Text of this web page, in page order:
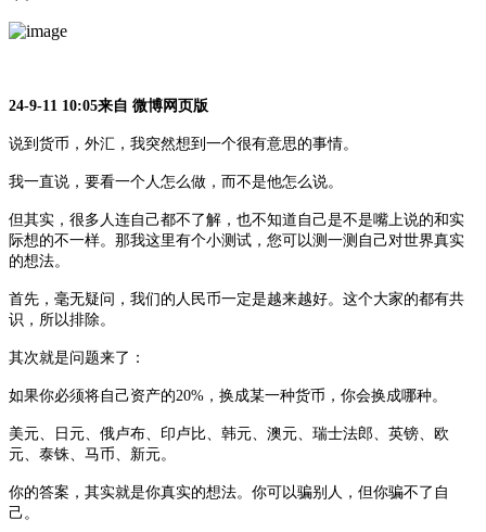
24-9-11 10:05来自 微博网页版
说到货币，外汇，我突然想到一个很有意思的事情。
我一直说，要看一个人怎么做，而不是他怎么说。
但其实，很多人连自己都不了解，也不知道自己是不是嘴上说的和实
际想的不一样。那我这里有个小测试，您可以测一测自己对世界真实
的想法。
首先，毫无疑问，我们的人民币一定是越来越好。这个大家的都有共
识，所以排除。
其次就是问题来了：
如果你必须将自己资产的20%，换成某一种货币，你会换成哪种。
美元、日元、俄卢布、印卢比、韩元、澳元、瑞士法郎、英镑、欧
元、泰铢、马币、新元。
你的答案，其实就是你真实的想法。你可以骗别人，但你骗不了自
己。